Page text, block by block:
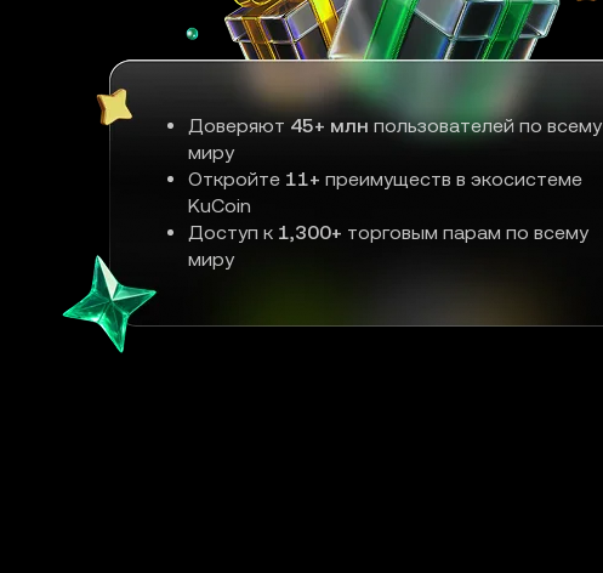
Доверяют 45+ млн пользователей по всему
миру
Откройте 11+ преимуществ в экосистеме
KuCoin
Доступ к 1,300+ торговым парам по всему
миру